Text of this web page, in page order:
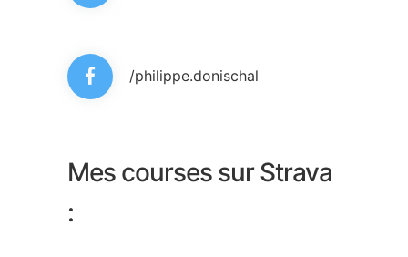
/philippe.donischal
Mes courses sur Strava
: